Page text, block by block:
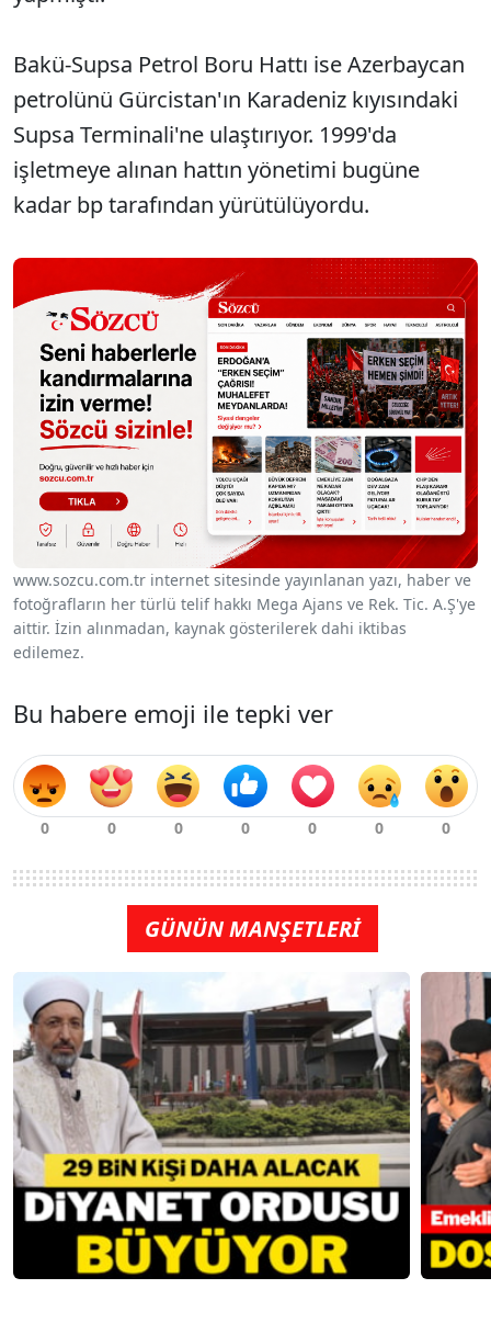
Bakü-Supsa Petrol Boru Hattı ise Azerbaycan
petrolünü Gürcistan'ın Karadeniz kıyısındaki
Supsa Terminali'ne ulaştırıyor. 1999'da
işletmeye alınan hattın yönetimi bugüne
kadar bp tarafından yürütülüyordu.
www.sozcu.com.tr internet sitesinde yayınlanan yazı, haber ve
fotoğrafların her türlü telif hakkı Mega Ajans ve Rek. Tic. A.Ş'ye
aittir. İzin alınmadan, kaynak gösterilerek dahi iktibas
edilemez.
Bu habere emoji ile tepki ver
GÜNÜN MANŞETLERİ